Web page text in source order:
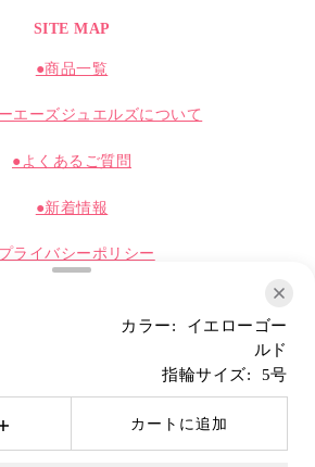
カラー:
イエローゴー
ルド
指輪サイズ:
5号
カートに追加
SITE MAP
●商品一覧
エーズジュエルズについて
●よくあるご質問
●新着情報
ライバシーポリシー
© 2026 Acasjewels